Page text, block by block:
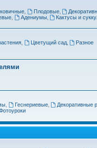
, Плодовые,
, Адениумы, Кактусы и
, Цветущий сад, Разное
, Геснериевые, Декоративные